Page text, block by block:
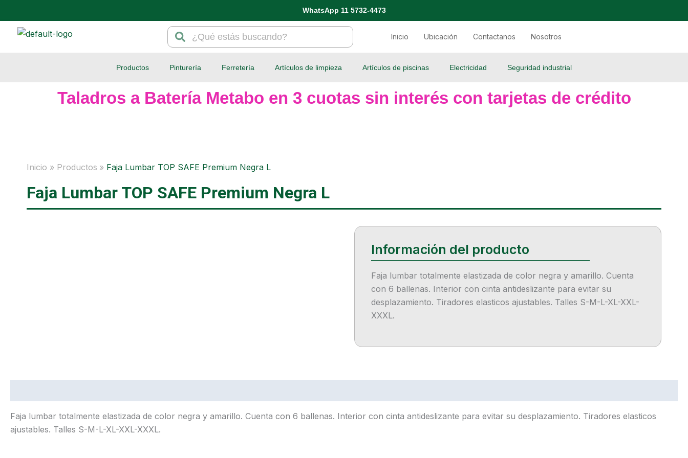
al
contenido
WhatsApp 11 5732-4473
Inicio Ubicación Contactanos Nosotros
SearchSearch
Productos Pinturería Ferretería Artículos de limpieza Artículos de piscinas Electricidad Seguridad industrial
Taladros a Batería Metabo en 3 cuotas sin interés con tarjetas de crédito
Inicio Productos Faja Lumbar TOP SAFE Premium Negra L
Faja Lumbar TOP SAFE Premium Negra L
Faja lumbar totalmente elastizada de color negra y amarillo. Cuenta
con 6 ballenas. Interior con cinta antideslizante para evitar su
desplazamiento. Tiradores elasticos ajustables. Talles S-M-L-XL-XXL-
XXXL.
Faja lumbar totalmente elastizada de color negra y amarillo. Cuenta con 6 ballenas. Interior con cinta antideslizante para evitar su desplazamiento. Tiradores elasticos
ajustables. Talles S-M-L-XL-XXL-XXXL.